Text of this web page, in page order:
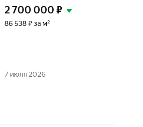
2 700 000 ₽
86 538 ₽ за м²
7 июля 2026